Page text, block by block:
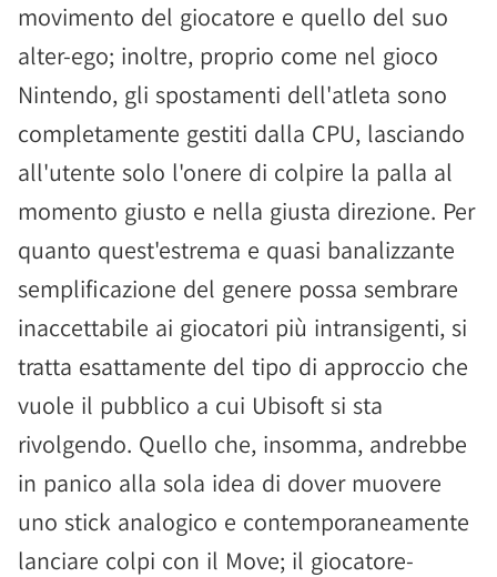
movimento del giocatore e quello del suo
alter-ego; inoltre, proprio come nel gioco
Nintendo, gli spostamenti dell'atleta sono
completamente gestiti dalla CPU, lasciando
all'utente solo l'onere di colpire la palla al
momento giusto e nella giusta direzione. Per
quanto quest'estrema e quasi banalizzante
semplificazione del genere possa sembrare
inaccettabile ai giocatori più intransigenti, si
tratta esattamente del tipo di approccio che
vuole il pubblico a cui Ubisoft si sta
rivolgendo. Quello che, insomma, andrebbe
in panico alla sola idea di dover muovere
uno stick analogico e contemporaneamente
lanciare colpi con il Move; il giocatore-